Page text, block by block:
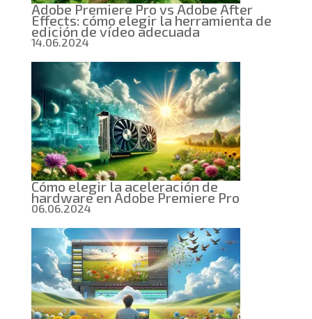
Adobe Premiere Pro vs Adobe After
Effects: cómo elegir la herramienta de
edición de vídeo adecuada
14.06.2024
Cómo elegir la aceleración de
hardware en Adobe Premiere Pro
06.06.2024